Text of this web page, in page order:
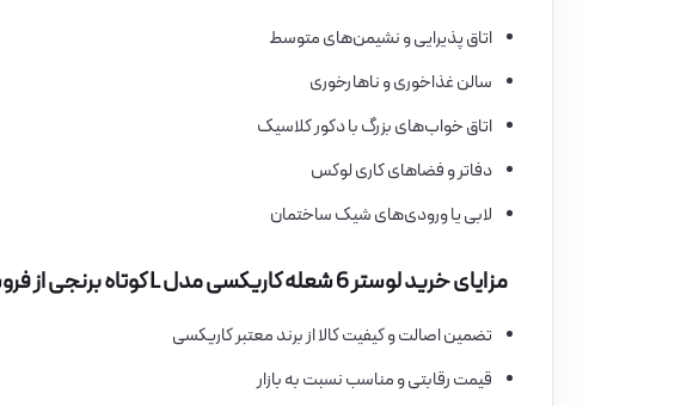
اتاق پذیرایی و نشیمن‌های متوسط
سالن غذاخوری و ناهارخوری
اتاق خواب‌های بزرگ با دکور کلاسیک
دفاتر و فضاهای کاری لوکس
لابی یا ورودی‌های شیک ساختمان
مزایای خرید لوستر 6 شعله کاریکسی مدل L کوتاه برنجی از فروشگاه برق بازار
تضمین اصالت و کیفیت کالا از برند معتبر کاریکسی
قیمت رقابتی و مناسب نسبت به بازار